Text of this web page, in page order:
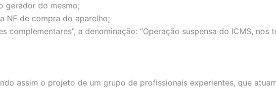
gerador do mesmo;
NF de compra do aparelho;
complementares”, a denominação: “Operação suspensa do ICMS, nos
assim o projeto de um grupo de profissionais experientes, que